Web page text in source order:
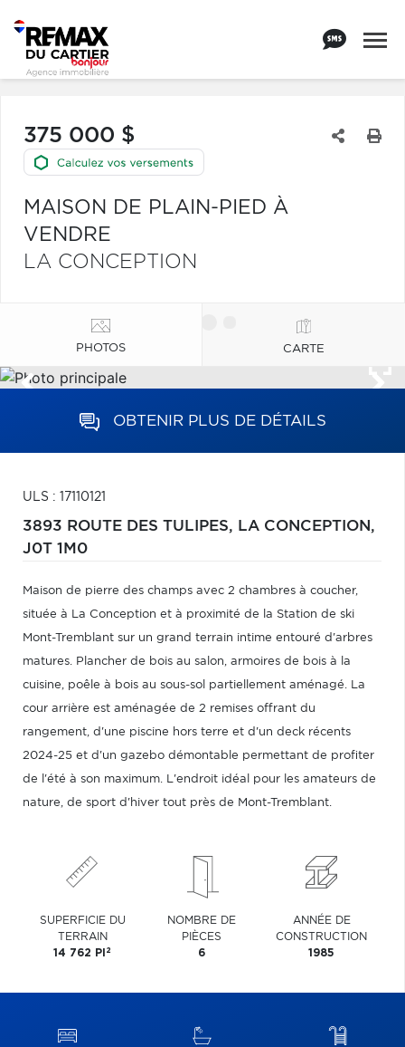
375 000 $
MAISON DE PLAIN-PIED À
VENDRE
LA CONCEPTION
PHOTOS CARTE
OBTENIR PLUS DE DÉTAILS
ULS : 17110121
3893 ROUTE DES TULIPES, LA CONCEPTION,
J0T 1M0
Maison de pierre des champs avec 2 chambres à coucher,
située à La Conception et à proximité de la Station de ski
Mont-Tremblant sur un grand terrain intime entouré d'arbres
matures. Plancher de bois au salon, armoires de bois à la
cuisine, poêle à bois au sous-sol partiellement aménagé. La
cour arrière est aménagée de 2 remises offrant du
rangement, d'une piscine hors terre et d'un deck récents
2024-25 et d'un gazebo démontable permettant de profiter
de l'été à son maximum. L'endroit idéal pour les amateurs de
nature, de sport d'hiver tout près de Mont-Tremblant.
SUPERFICIE DU
TERRAIN
14 762 PI 2
NOMBRE DE
PIÈCES
6
ANNÉE DE
CONSTRUCTION
1985